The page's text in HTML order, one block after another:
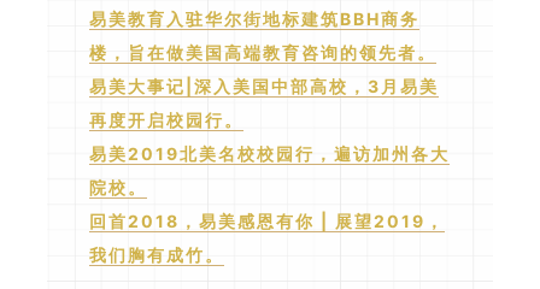
易美教育入驻华尔街地标建筑BBH商务
楼，旨在做美国高端教育咨询的领先者。
易美大事记|深入美国中部高校，3月易美
再度开启校园行。
易美2019北美名校校园行，遍访加州各大
院校。
回首2018，易美感恩有你 | 展望2019，
我们胸有成竹。